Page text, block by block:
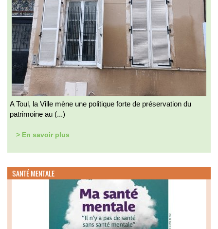
A Toul, la Ville mène une politique forte de préservation du
patrimoine au (...)
> En savoir plus
SANTÉ MENTALE